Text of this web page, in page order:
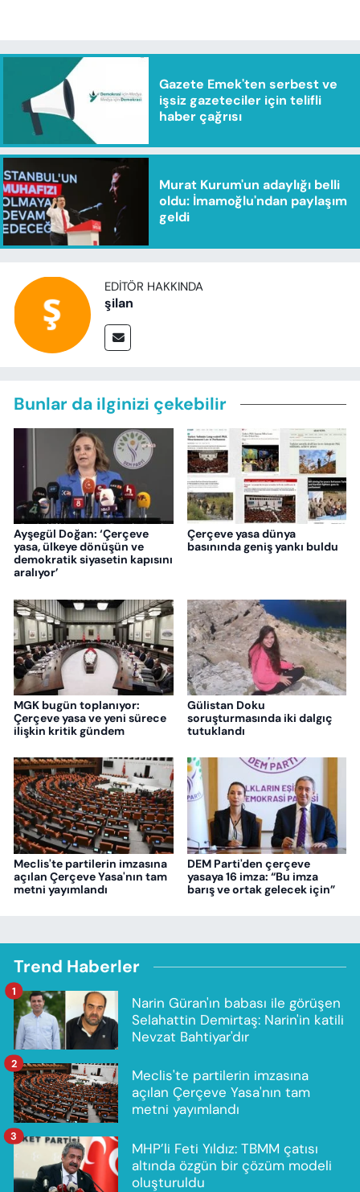
Gazete Emek'ten serbest ve
işsiz gazeteciler için telifli
haber çağrısı
Murat Kurum'un adaylığı belli
oldu: İmamoğlu'ndan paylaşım
geldi
EDITÖR HAKKINDA
şilan
Bunlar da ilginizi çekebilir
Ayşegül Doğan: ‘Çerçeve
yasa, ülkeye dönüşün ve
demokratik siyasetin kapısını
aralıyor’
Çerçeve yasa dünya
basınında geniş yankı buldu
MGK bugün toplanıyor:
Çerçeve yasa ve yeni sürece
ilişkin kritik gündem
Gülistan Doku
soruşturmasında iki dalgıç
tutuklandı
Meclis'te partilerin imzasına
açılan Çerçeve Yasa'nın tam
metni yayımlandı
DEM Parti'den çerçeve
yasaya 16 imza: “Bu imza
barış ve ortak gelecek için”
Trend Haberler
Narin Güran'ın babası ile görüşen
Selahattin Demirtaş: Narin'in katili
Nevzat Bahtiyar'dır
1
Meclis'te partilerin imzasına
açılan Çerçeve Yasa'nın tam
metni yayımlandı
2
MHP’li Feti Yıldız: TBMM çatısı
altında özgün bir çözüm modeli
oluşturuldu
3